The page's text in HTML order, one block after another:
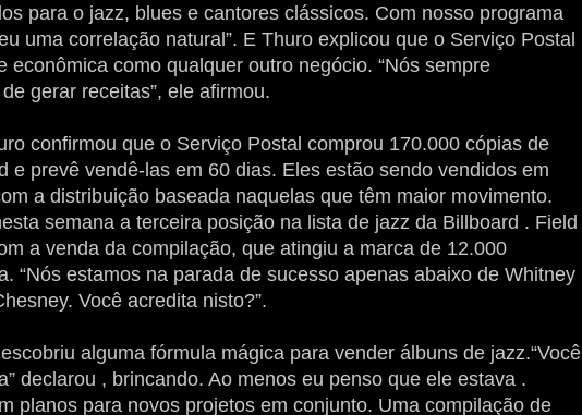
para o jazz, blues e cantores clássicos. Com nosso programa
uma correlação natural”. E Thuro explicou que o Serviço Postal
econômica como qualquer outro negócio. “Nós sempre
gerar receitas”, ele afirmou.
confirmou que o Serviço Postal comprou 170.000 cópias de
e prevê vendê-las em 60 dias. Eles estão sendo vendidos em
a distribuição baseada naquelas que têm maior movimento.
semana a terceira posição na lista de jazz da Billboard . Field
a venda da compilação, que atingiu a marca de 12.000
“Nós estamos na parada de sucesso apenas abaixo de Whitney
Você acredita nisto?”.
alguma fórmula mágica para vender álbuns de jazz.“Você
declarou , brincando. Ao menos eu penso que ele estava .
planos para novos projetos em conjunto. Uma compilação de